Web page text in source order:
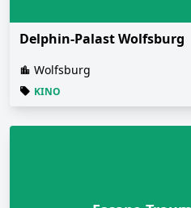
Delphin-Palast Wolfsburg
Wolfsburg
KINO